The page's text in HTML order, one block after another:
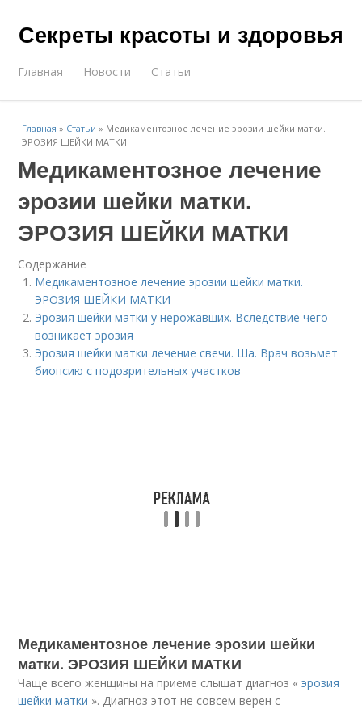
Секреты красоты и здоровья
Главная Новости Статьи
Главная » Статьи » Медикаментозное лечение эрозии шейки матки.
ЭРОЗИЯ ШЕЙКИ МАТКИ
Медикаментозное лечение
эрозии шейки матки.
ЭРОЗИЯ ШЕЙКИ МАТКИ
Содержание
Медикаментозное лечение эрозии шейки матки.
ЭРОЗИЯ ШЕЙКИ МАТКИ
Эрозия шейки матки у нерожавших. Вследствие чего
возникает эрозия
Эрозия шейки матки лечение свечи. Ша. Врач возьмет
биопсию с подозрительных участков
Медикаментозное лечение эрозии шейки
матки. ЭРОЗИЯ ШЕЙКИ МАТКИ
Чаще всего женщины на приеме слышат диагноз «эрозия
шейки матки ». Диагноз этот не совсем верен с